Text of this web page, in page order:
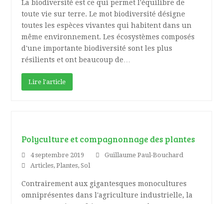
La biodiversité est ce qui permet l'équilibre de
toute vie sur terre. Le mot biodiversité désigne
toutes les espèces vivantes qui habitent dans un
même environnement. Les écosystèmes composés
d'une importante biodiversité sont les plus
résilients et ont beaucoup de…
Lire l'article
Polyculture et compagnonnage des plantes
4 septembre 2019
Guillaume Paul-Bouchard
Articles,Plantes,Sol
Contrairement aux gigantesques monocultures
omniprésentes dans l'agriculture industrielle, la